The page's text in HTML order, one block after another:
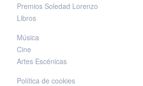
Premios Soledad Lorenzo
Libros
Música
Cine
Artes Escénicas
Política de cookies